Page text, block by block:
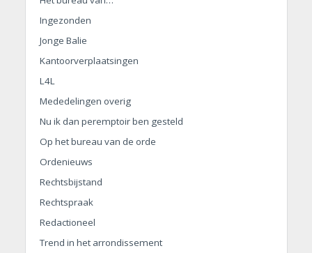
Ingezonden
Jonge Balie
Kantoorverplaatsingen
L4L
Mededelingen overig
Nu ik dan peremptoir ben gesteld
Op het bureau van de orde
Ordenieuws
Rechtsbijstand
Rechtspraak
Redactioneel
Trend in het arrondissement